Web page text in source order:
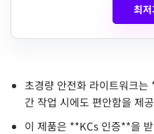
최
초경량 안전화 라이트워크
간 작업 시에도 편안함을 제
이 제품은 **KCs 인증**을